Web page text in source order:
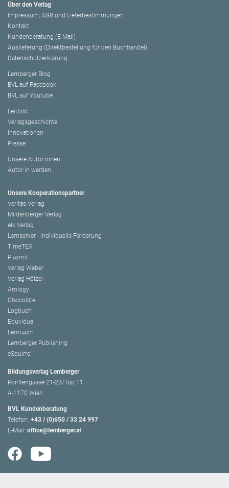
Über den Verlag
Impressum, AGB und Lieferbestimmungen
Kontakt
Kundenberatung (E-Mail)
Auslieferung (Direktbestellung für den Buchhandel)
Datenschutzerklärung
Lemberger Blog
BVL auf Facebook
BVL auf Youtube
Leitbild
Verlagsgeschichte
Innovationen
Presse
Unsere Autor:innen
Autor:in werden
Unsere Kooperationspartner
Veritas Verlag
Mildenberger Verlag
elk Verlag
Lernserver - Individuelle Förderung
TimeTEX
Playmit
Verlag Weber
Verlag Hölzel
Amlogy
Chocolate
Logbuch
Eduvidual
Lernraum
Lemberger Publishing
eSquirrel
Bildungsverlag Lemberger
Pointengasse 21-23/Top 11
A-1170 Wien
BVL Kundenberatung
Telefon: +43 / (0)650 / 33 24 997
E-Mail: office@lemberger.at